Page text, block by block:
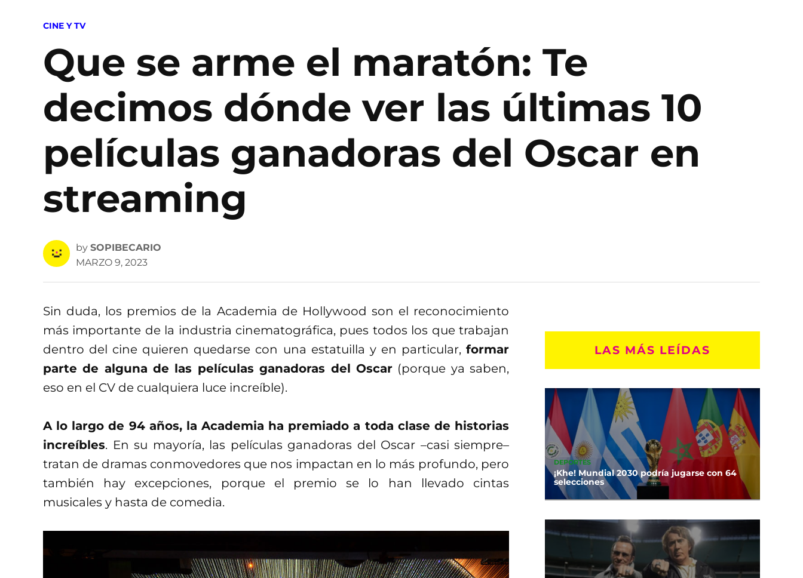
POSTED
CINE Y TV
Que se arme el maratón: Te
decimos dónde ver las últimas 10
películas ganadoras del Oscar en
streaming
by SOPIBECARIO
MARZO 9, 2023
Sin duda, los premios de la Academia de Hollywood son el reconocimiento
más importante de la industria cinematográfica, pues todos los que trabajan
dentro del cine quieren quedarse con una estatuilla y en particular, formar
parte de alguna de las películas ganadoras del Oscar(porque ya saben,
eso en el CV de cualquiera luce increíble).
A lo largo de 94 años, la Academia ha premiado a toda clase de historias
increíbles. En su mayoría, las películas ganadoras del Oscar –casi siempre–
tratan de dramas conmovedores que nos impactan en lo más profundo, pero
también hay excepciones, porque el premio se lo han llevado cintas
musicales y hasta de comedia.
LAS MÁS LEÍDAS
DEPORTES
¡Khe! Mundial 2030 podría jugarse con 64
selecciones